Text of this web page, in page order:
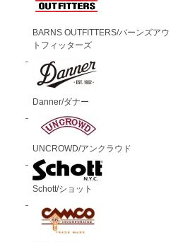
BARNS OUTFITTERS/バーンズアウ
トフィッターズ
Danner/ダナー
UNCROWD/アンクラウド
Schott/ショット